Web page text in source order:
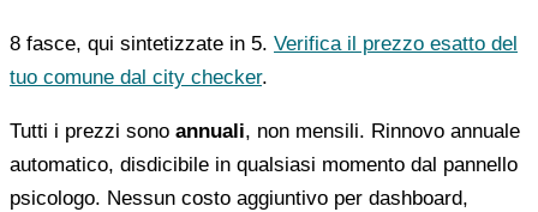
8 fasce, qui sintetizzate in 5. Verifica il prezzo esatto del
tuo comune dal city checker.
Tutti i prezzi sono annuali, non mensili. Rinnovo annuale
automatico, disdicibile in qualsiasi momento dal pannello
psicologo. Nessun costo aggiuntivo per dashboard,